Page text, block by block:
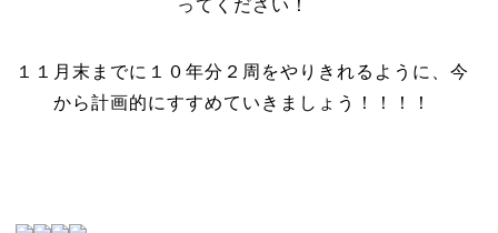
ってください！
１１月末までに１０年分２周をやりきれるように、今
から計画的にすすめていきましょう！！！！